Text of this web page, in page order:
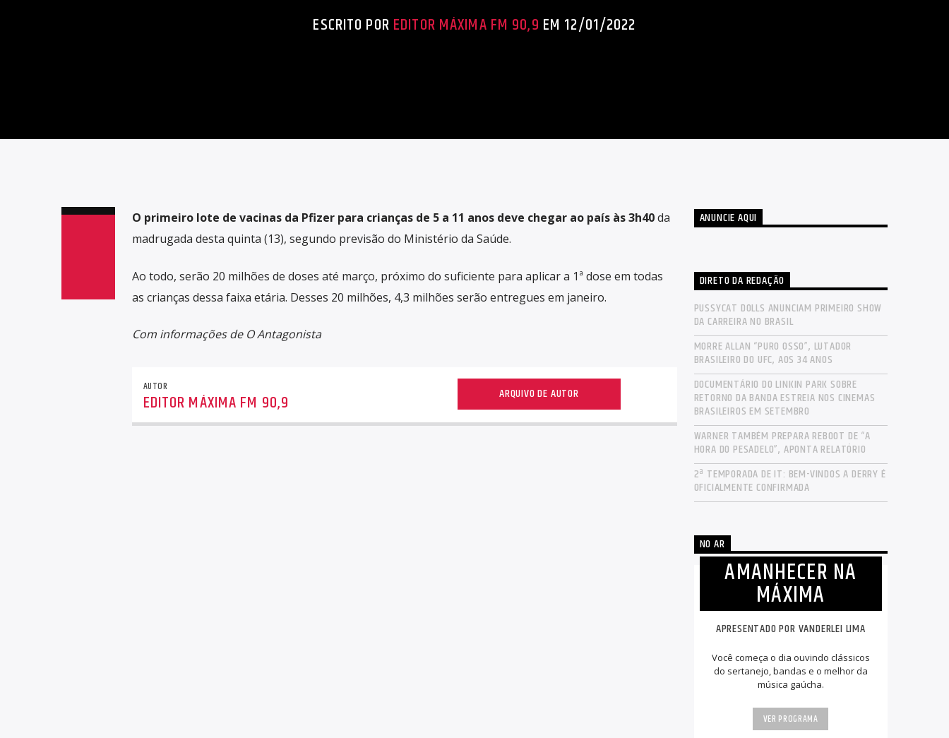
ESCRITO POR EDITOR MÁXIMA FM 90,9 EM 12/01/2022
O primeiro lote de vacinas da Pfizer para crianças de 5 a 11 anos deve chegar ao país às 3h40da
madrugada desta quinta (13), segundo previsão do Ministério da Saúde.
Ao todo, serão 20 milhões de doses até março, próximo do suficiente para aplicar a 1ª dose em todas
as crianças dessa faixa etária. Desses 20 milhões, 4,3 milhões serão entregues em janeiro.
Com informações de O Antagonista
AUTOR
EDITOR MÁXIMA FM 90,9 ARQUIVO DE AUTOR
ANUNCIE AQUI
DIRETO DA REDAÇÃO
PUSSYCAT DOLLS ANUNCIAM PRIMEIRO SHOW
DA CARREIRA NO BRASIL
MORRE ALLAN “PURO OSSO”, LUTADOR
BRASILEIRO DO UFC, AOS 34 ANOS
DOCUMENTÁRIO DO LINKIN PARK SOBRE
RETORNO DA BANDA ESTREIA NOS CINEMAS
BRASILEIROS EM SETEMBRO
WARNER TAMBÉM PREPARA REBOOT DE “A
HORA DO PESADELO”, APONTA RELATÓRIO
2ª TEMPORADA DE IT: BEM-VINDOS A DERRY É
OFICIALMENTE CONFIRMADA
NO AR
AMANHECER NA
MÁXIMA
APRESENTADO POR VANDERLEI LIMA
Você começa o dia ouvindo clássicos
do sertanejo, bandas e o melhor da
música gaúcha.
VER PROGRAMA